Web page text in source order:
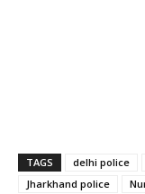
TAGS delhi police
Jharkhand police